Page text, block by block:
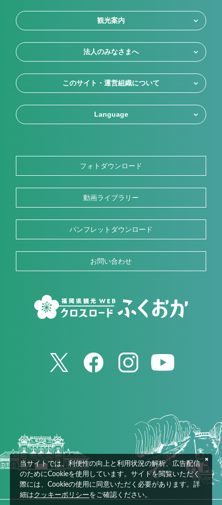
観光案内
法人のみなさまへ
このサイト・運営組織について
Language
フォトダウンロード
動画ライブラリー
パンフレットダウンロード
お問い合わせ
当サイトでは、利便性の向上と利用状況の解析、広告配信
のためにCookieを使用しています。サイトを閲覧いただく
際には、Cookieの使用に同意いただく必要があります。詳
細はクッキーポリシーをご確認ください。